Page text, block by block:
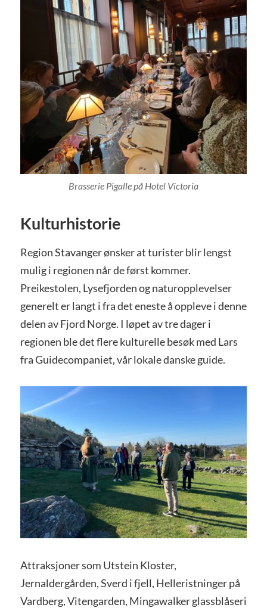
Brasserie Pigalle på Hotel Victoria
Kulturhistorie
Region Stavanger ønsker at turister blir lengst
mulig i regionen når de først kommer.
Preikestolen, Lysefjorden og naturopplevelser
generelt er langt i fra det eneste å oppleve i denne
delen av Fjord Norge. I løpet av tre dager i
regionen ble det flere kulturelle besøk med Lars
fra Guidecompaniet, vår lokale danske guide.
Attraksjoner som Utstein Kloster,
Jernaldergården, Sverd i fjell, Helleristninger på
Vardberg, Vitengarden, Mingawalker glassblåseri